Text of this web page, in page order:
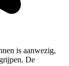
is aanwezig,
De